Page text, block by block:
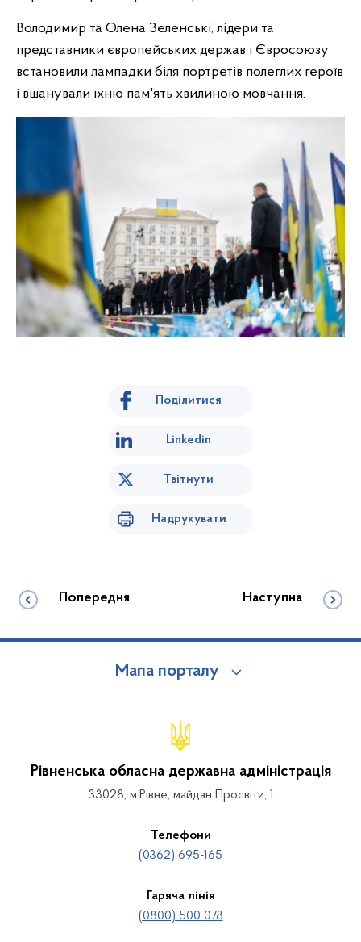
Володимир та Олена Зеленські, лідери та
представники європейських держав і Євросоюзу
встановили лампадки біля портретів полеглих героїв
і вшанували їхню пам'ять хвилиною мовчання.
Поділитися
Linkedin
Твітнути
Надрукувати
Попередня Наступна
Мапа порталу
Рівненська обласна державна адміністрація
33028, м.Рівне, майдан Просвіти, 1
Телефони
(0362) 695-165
Гаряча лінія
(0800) 500 078